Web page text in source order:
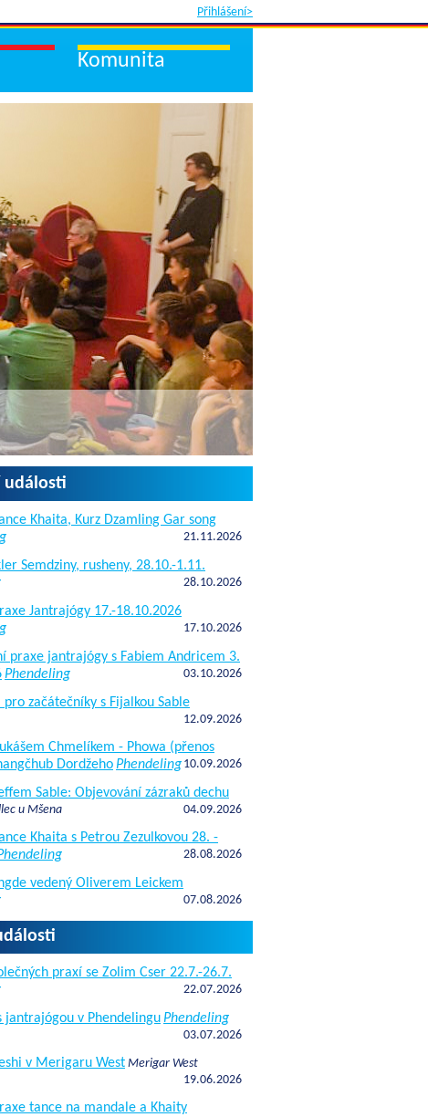
Přihlášení>
Komunita
Khaita, Kurz Dzamling Gar song
21.11.2026
Semdziny, rusheny, 28.10.-1.11.
28.10.2026
Jantrajógy 17.-18.10.2026
17.10.2026
praxe jantrajógy s Fabiem Andricem 3.
Phendeling 03.10.2026
začátečníky s Fijalkou Sable
12.09.2026
Chmelíkem - Phowa (přenos
DordžehoPhendeling 10.09.2026
Sable: Objevování zázraků dechu
u Mšena 04.09.2026
Khaita s Petrou Zezulkovou 28. -
28.08.2026
vedený Oliverem Leickem
07.08.2026
praxí se Zolim Cser 22.7.-26.7.
22.07.2026
jantrajógou v PhendelinguPhendeling
03.07.2026
v Merigaru WestMerigar West
19.06.2026
tance na mandale a Khaity